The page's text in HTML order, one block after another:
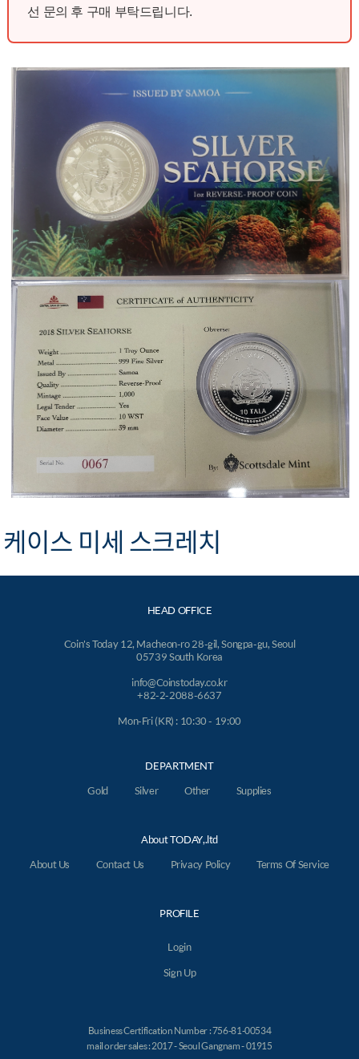
선 문의 후 구매 부탁드립니다.
케이스 미세 스크레치
HEAD OFFICE
Coin's Today 12, Macheon-ro 28-gil, Songpa-gu, Seoul
05739 South Korea
info@Coinstoday.co.kr
+82-2-2088-6637
Mon-Fri (KR) : 10:30 - 19:00
DEPARTMENT
Gold
Silver Other Supplies
About TODAY,.ltd
About Us
Contact Us Privacy Policy Terms Of Service
PROFILE
Login
Sign Up
Business Certification Number : 756-81-00534
mail order sales : 2017 - Seoul Gangnam - 01915